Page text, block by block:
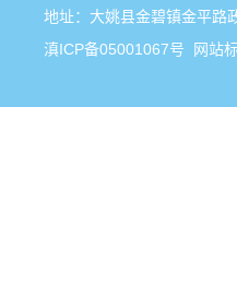
地址：大姚县金碧镇金平
滇ICP备05001067号 网站